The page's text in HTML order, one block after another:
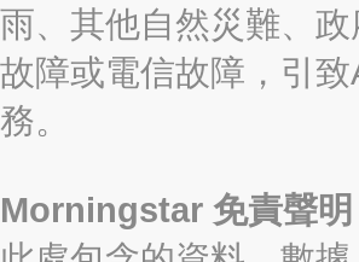
雨、其他自然災難、
故障或電信故障，引
務。
Morningstar 免責聲明